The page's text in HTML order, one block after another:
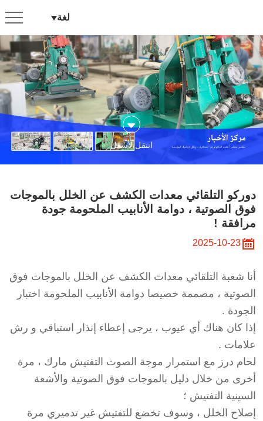
لغة
معدات
الكشف
عن
الخلل
بالموجات
فوق
الصوتية
دوامة
الأنابيب
الملحومة
جودة
مرافقة
انتقل لأسفل
دوركو التلقائي معدات الكشف عن الخلل بالموجات
فوق الصوتية ، دوامة الأنابيب الملحومة جودة
مرافقة !
2025-10-23
أنا شعبة التلقائي معدات الكشف عن الخلل بالموجات فوق
الصوتية ، مصممة خصيصا دوامة الأنابيب الملحومة اختبار
الجودة .
إذا كان هناك أي عيوب ، يرجى إعطاء إنذار استباقي و رش
علامات .
لحام درز مع استمرار موجة الصوت التفتيش مارك ، مرة
أخرى من خلال دليل بالموجات فوق الصوتية والأشعة
السينية التفتيش ؛
إصلاح الخلل ، وسوف تخضع للتفتيش غير تدميري مرة